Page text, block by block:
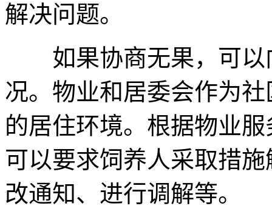
解决问题。
如果协商无果，可以
况。物业和居委会作为
的居住环境。根据物业
可以要求饲养人采取措
改通知、进行调解等。